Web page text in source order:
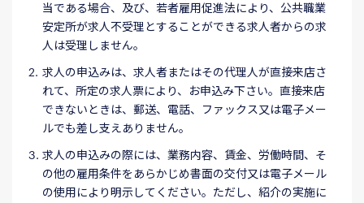
当である場合、及び、若者雇用促進法により、公共職業
安定所が求人不受理とすることができる求人者からの求
人は受理しません。
求人の申込みは、求人者またはその代理人が直接来店さ
れて、所定の求人票により、お申込み下さい。直接来店
できないときは、郵送、電話、ファックス又は電子メー
ルでも差し支えありません。
求人の申込みの際には、業務内容、賃金、労働時間、そ
の他の雇用条件をあらかじめ書面の交付又は電子メール
の使用により明示してください。ただし、紹介の実施に